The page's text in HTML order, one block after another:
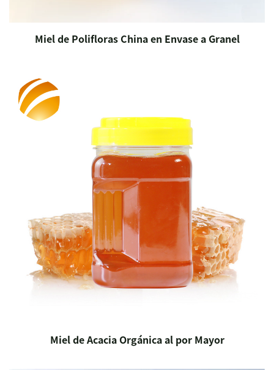
Miel de Polifloras China en Envase a Granel
Miel de Acacia Orgánica al por Mayor